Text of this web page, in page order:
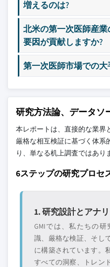
増えるのは?
北米の第一次医師産
要因が貢献しますか?
第一次医師市場での大
研究方法論、データソ
本レポートは、直接的な業界
厳格な相互検証に基づく体系
り、単なる机上調査ではあり
6ステップの研究プロセ
1. 研究設計とアナ
GMIでは、私たちの
識、厳格な検証、そし
に構築されています。
すべての洞察、トレン